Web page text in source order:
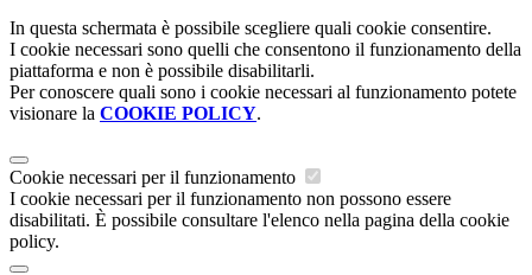
In questa schermata è possibile scegliere quali cookie consentire.
I cookie necessari sono quelli che consentono il funzionamento della
piattaforma e non è possibile disabilitarli.
Per conoscere quali sono i cookie necessari al funzionamento potete
visionare la COOKIE POLICY.
Cookie necessari per il funzionamento
I cookie necessari per il funzionamento non possono essere
disabilitati. È possibile consultare l'elenco nella pagina della cookie
policy.